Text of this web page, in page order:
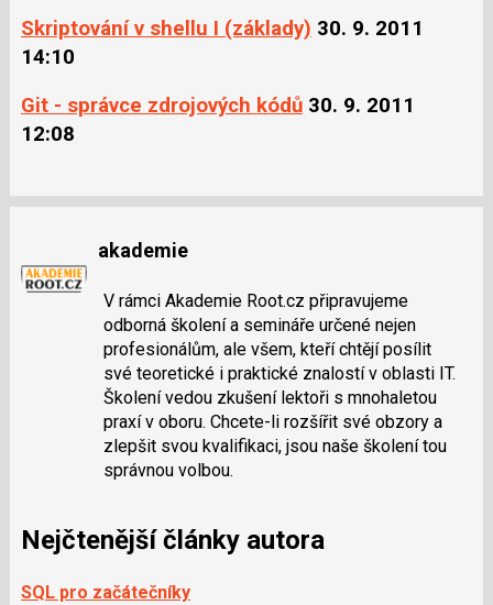
Skriptování v shellu I (základy) 30. 9. 2011
14:10
Git - správce zdrojových kódů 30. 9. 2011
12:08
akademie
V rámci Akademie Root.cz připravujeme
odborná školení a semináře určené nejen
profesionálům, ale všem, kteří chtějí posílit
své teoretické i praktické znalostí v oblasti IT.
Školení vedou zkušení lektoři s mnohaletou
praxí v oboru. Chcete-li rozšířit své obzory a
zlepšit svou kvalifikaci, jsou naše školení tou
správnou volbou.
Nejčtenější články autora
SQL pro začátečníky